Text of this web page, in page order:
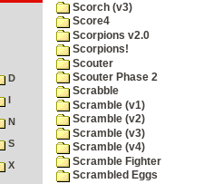
D
I
N
S
X
Scorch (v3)
Score4
Scorpions v2.0
Scorpions!
Scouter
Scouter Phase 2
Scrabble
Scramble (v1)
Scramble (v2)
Scramble (v3)
Scramble (v4)
Scramble Fighter
Scrambled Eggs